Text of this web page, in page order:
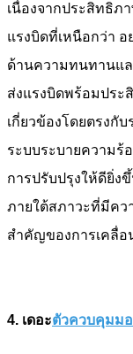
เนื่องจากประสิทธิภ
แรงบิดที่เหนือกว่า
ด้านความทนทานแล
ส่งแรงบิดพร้อมประ
เกี่ยวข้องโดยตรงกั
ระบบระบายความร้
การปรับปรุงให้ดียิ่ง
ภายใต้สภาวะที่มีคว
สำคัญของการเคลื่อ
4. เดอะตัวควบคุมม